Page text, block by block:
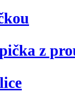
z